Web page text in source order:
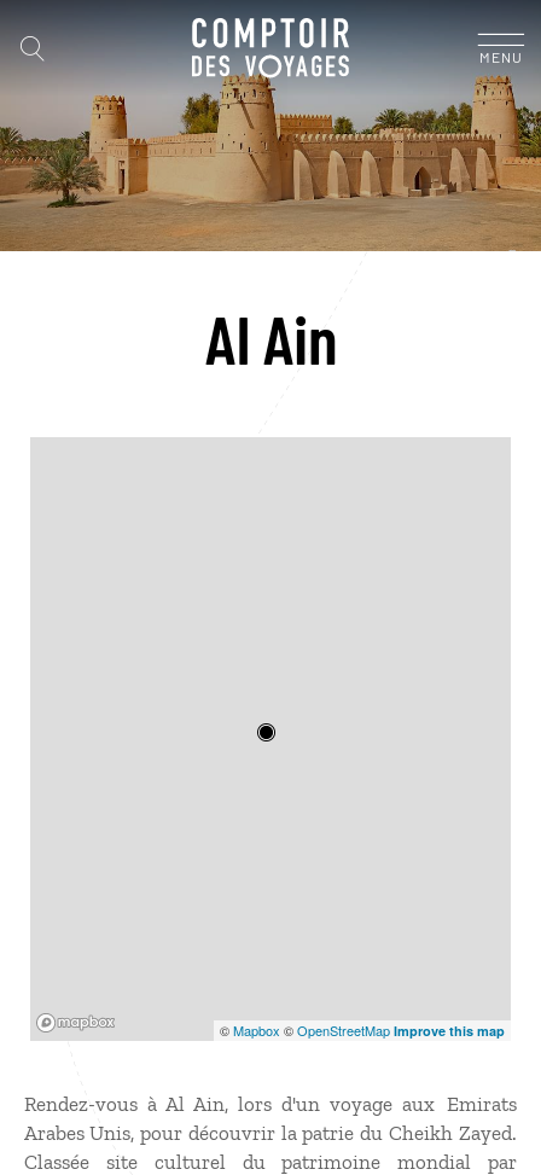
MENU
Al Ain
©Mapbox ©OpenStreetMap Improve this map
Rendez-vous à Al Ain, lors d'un voyage aux Emirats
Arabes Unis, pour découvrir la patrie du Cheikh Zayed.
Classée site culturel du patrimoine mondial par